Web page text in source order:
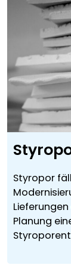
Styropor
Planung